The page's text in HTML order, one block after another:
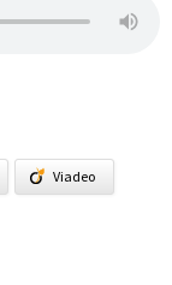
Viadeo